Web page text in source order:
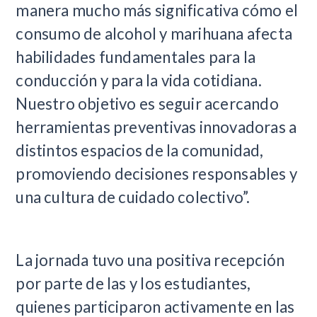
manera mucho más significativa cómo el
consumo de alcohol y marihuana afecta
habilidades fundamentales para la
conducción y para la vida cotidiana.
Nuestro objetivo es seguir acercando
herramientas preventivas innovadoras a
distintos espacios de la comunidad,
promoviendo decisiones responsables y
una cultura de cuidado colectivo”.
La jornada tuvo una positiva recepción
por parte de las y los estudiantes,
quienes participaron activamente en las